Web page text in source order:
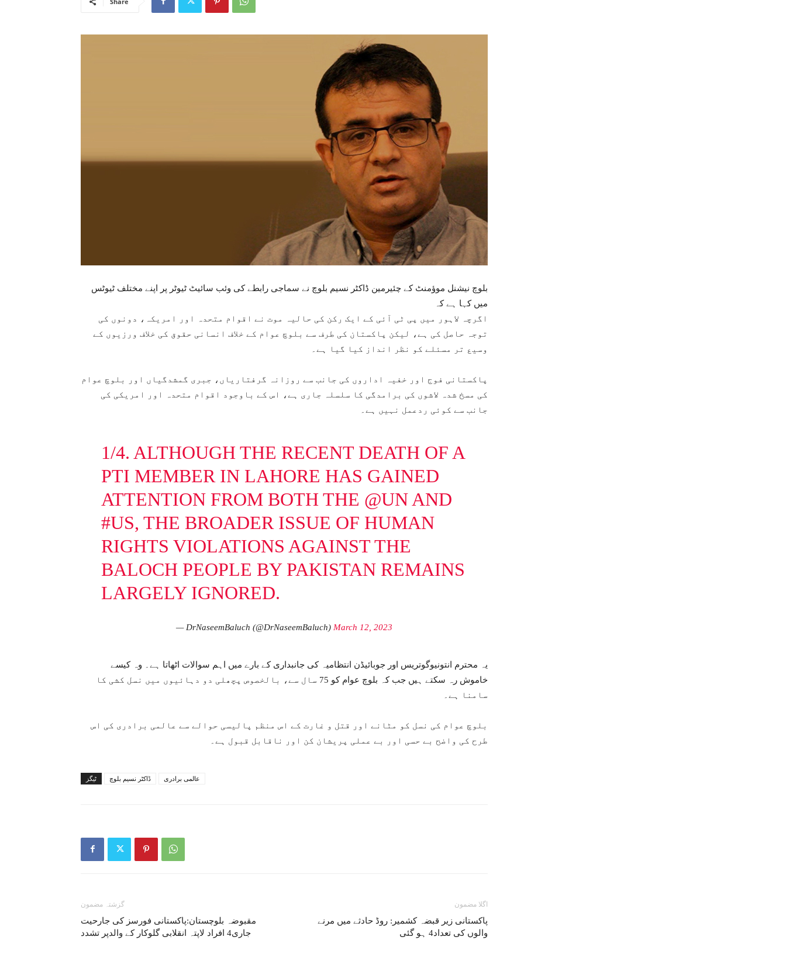
بلوچ نیشنل موؤمنٹ کے چئیرمین ڈاکٹر نسیم بلوچ نے سماجی رابطے کی وئب سائیٹ ٹیوٹر پر اپنے مختلف ٹیوٹس
میں کہا ہے کہ
اگرچہ لاہور میں پی ٹی آئی کے ایک رکن کی حالیہ موت نے اقوام متحدہ اور امریکہ، دونوں کی
توجہ حاصل کی ہے، لیکن پاکستان کی طرف سے بلوچ عوام کے خلاف انسانی حقوق کی خلاف ورزیوں کے
وسیع تر مسئلے کو نظر انداز کیا گیا ہے۔
پاکستانی فوج اور خفیہ اداروں کی جانب سے روزانہ گرفتاریاں، جبری گمشدگیاں اور بلوچ عوام
کی مسخ شدہ لاشوں کی برامدگی کا سلسلہ جاری ہے، اس کے باوجود اقوام متحدہ اور امریکی کی
جانب سے کوئی ردعمل نہیں ہے۔
1/4. ALTHOUGH THE RECENT DEATH OF A
PTI MEMBER IN LAHORE HAS GAINED
ATTENTION FROM BOTH THE @UNAND
#US, THE BROADER ISSUE OF HUMAN
RIGHTS VIOLATIONS AGAINST THE
BALOCH PEOPLE BY PAKISTAN REMAINS
LARGELY IGNORED.
— DrNaseemBaluch (@DrNaseemBaluch) March 12, 2023
یہ محترم انتونیوگوتریس اور جوبائیڈن انتظامیہ کی جانبداری کے بارے میں اہم سوالات اٹھاتا ہے۔ وہ کیسے
خاموش رہ سکتے ہیں جب کہ بلوچ عوام کو 75 سال سے، بالخصوص پچھلی دو دہائیوں میں نسل کشی کا
سامنا ہے۔
بلوچ عوام کی نسل کو مٹانے اور قتل و غارت کے اس منظم پالیسی حوالے سے عالمی برادری کی اس
طرح کی واضح بے حسی اور بے عملی پریشان کن اور ناقابل قبول ہے۔
ٹیگز ڈاکٹر نسیم بلوچ عالمی برادری
گزشتہ مضمون
مقبوضہ بلوچستان:پاکستانی فورسز کی جارحیت
جاری4 افراد لاپتہ انقلابی گلوکار کے والدپر تشدد
اگلا مضمون
پاکستانی زیر قبضہ کشمیر: روڈ حادثے میں مرنے
والوں کی تعداد4 ہو گئی